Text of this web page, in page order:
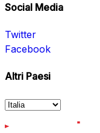
Social Media
Twitter
Facebook
Altri Paesi